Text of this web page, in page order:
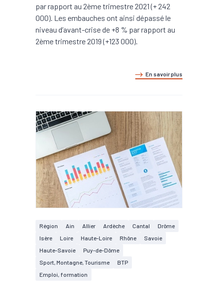
par rapport au 2ème trimestre 2021 (+ 242
000). Les embauches ont ainsi dépassé le
niveau d’avant-crise de +8 % par rapport au
2ème trimestre 2019 (+123 000).
En savoir plus
Région Ain Allier Ardèche Cantal
Drôme
Isère
Loire Haute-Loire Rhône
Savoie
Haute-Savoie
Puy-de-Dôme
Sport, Montagne, Tourisme
BTP
Emploi, formation